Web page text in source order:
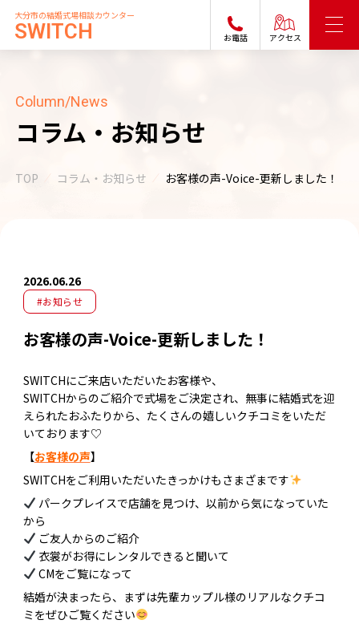
大分市の結婚式場相談カウンター
SWITCH お電話 アクセス
Column/News
コラム・お知らせ
TOP コラム・お知らせ お客様の声-Voice-更新しました！
2026.06.26
#お知らせ
お客様の声-Voice-更新しました！
SWITCHにご来店いただいたお客様や、
SWITCHからのご紹介で式場をご決定され、無事に結婚式を迎
えられたおふたりから、たくさんの嬉しいクチコミをいただ
いております♡
【お客様の声】
SWITCHをご利用いただいたきっかけもさまざまです
パークプレイスで店舗を見つけ、以前から気になっていた
から
ご友人からのご紹介
衣裳がお得にレンタルできると聞いて
CMをご覧になって
結婚が決まったら、まずは先輩カップル様のリアルなクチコ
ミをぜひご覧ください